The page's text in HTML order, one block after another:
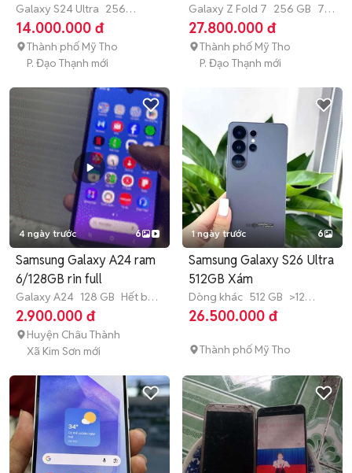
Galaxy S24 Ultra 256
GB Hết bảo hành
14.000.000 đ
Thành phố Mỹ Tho
P. Đạo Thạnh mới
03/2027
Galaxy Z Fold 7 256 GB 7-
12 tháng
27.800.000 đ
Thành phố Mỹ Tho
P. Đạo Thạnh mới
4 ngày trước 6
Samsung Galaxy A24 ram
6/128GB rin full
Galaxy A24 128 GB Hết bảo
hành
2.900.000 đ
Huyện Châu Thành
Xã Kim Sơn mới
1 ngày trước 6
Samsung Galaxy S26 Ultra
512GB Xám
Dòng khác 512 GB >12
tháng
26.500.000 đ
Thành phố Mỹ Tho